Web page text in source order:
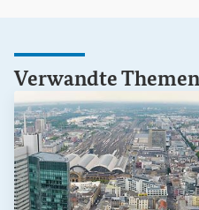
Verwandte Themen